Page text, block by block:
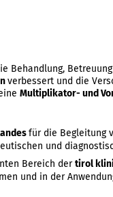
Behandlung,
verbessert und die
Multiplikator- und
für die Begleitung
und
Bereich dertirol
und in der